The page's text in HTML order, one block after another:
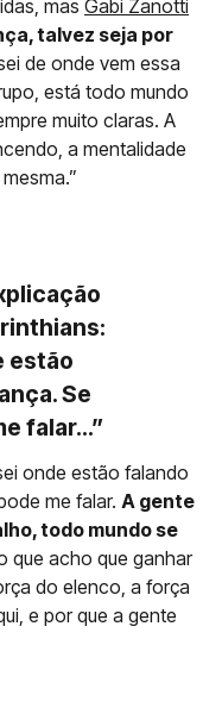
mas Gabi Zanotti
talvez seja por
de onde vem essa
está todo mundo
muito claras. A
a mentalidade
estão
Se
falar...”
onde estão falando
me falar. A gente
todo mundo se
que acho que ganhar
do elenco, a força
e por que a gente